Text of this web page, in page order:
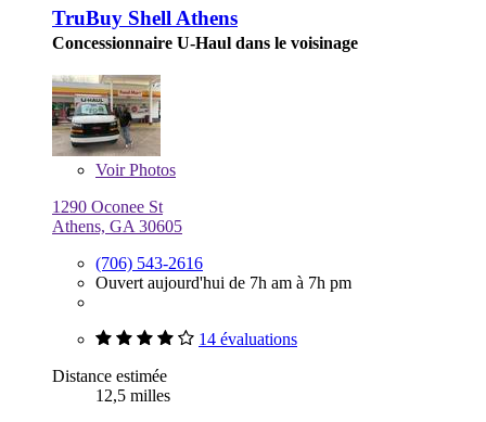
TruBuy Shell Athens
Concessionnaire U-Haul dans le voisinage
VoirPhotos
1290 Oconee St
Athens, GA 30605
(706) 543-2616
Ouvert aujourd'hui de 7h am à 7h pm
14 évaluations
Distance estimée
12,5 milles